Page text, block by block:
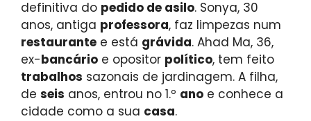
definitiva do pedido de asilo. Sonya, 30
anos, antiga professora, faz limpezas num
restaurante e está grávida. Ahad Ma, 36,
ex-bancário e opositor político, tem feito
trabalhos sazonais de jardinagem. A filha,
de seis anos, entrou no 1.º ano e conhece a
cidade como a sua casa.